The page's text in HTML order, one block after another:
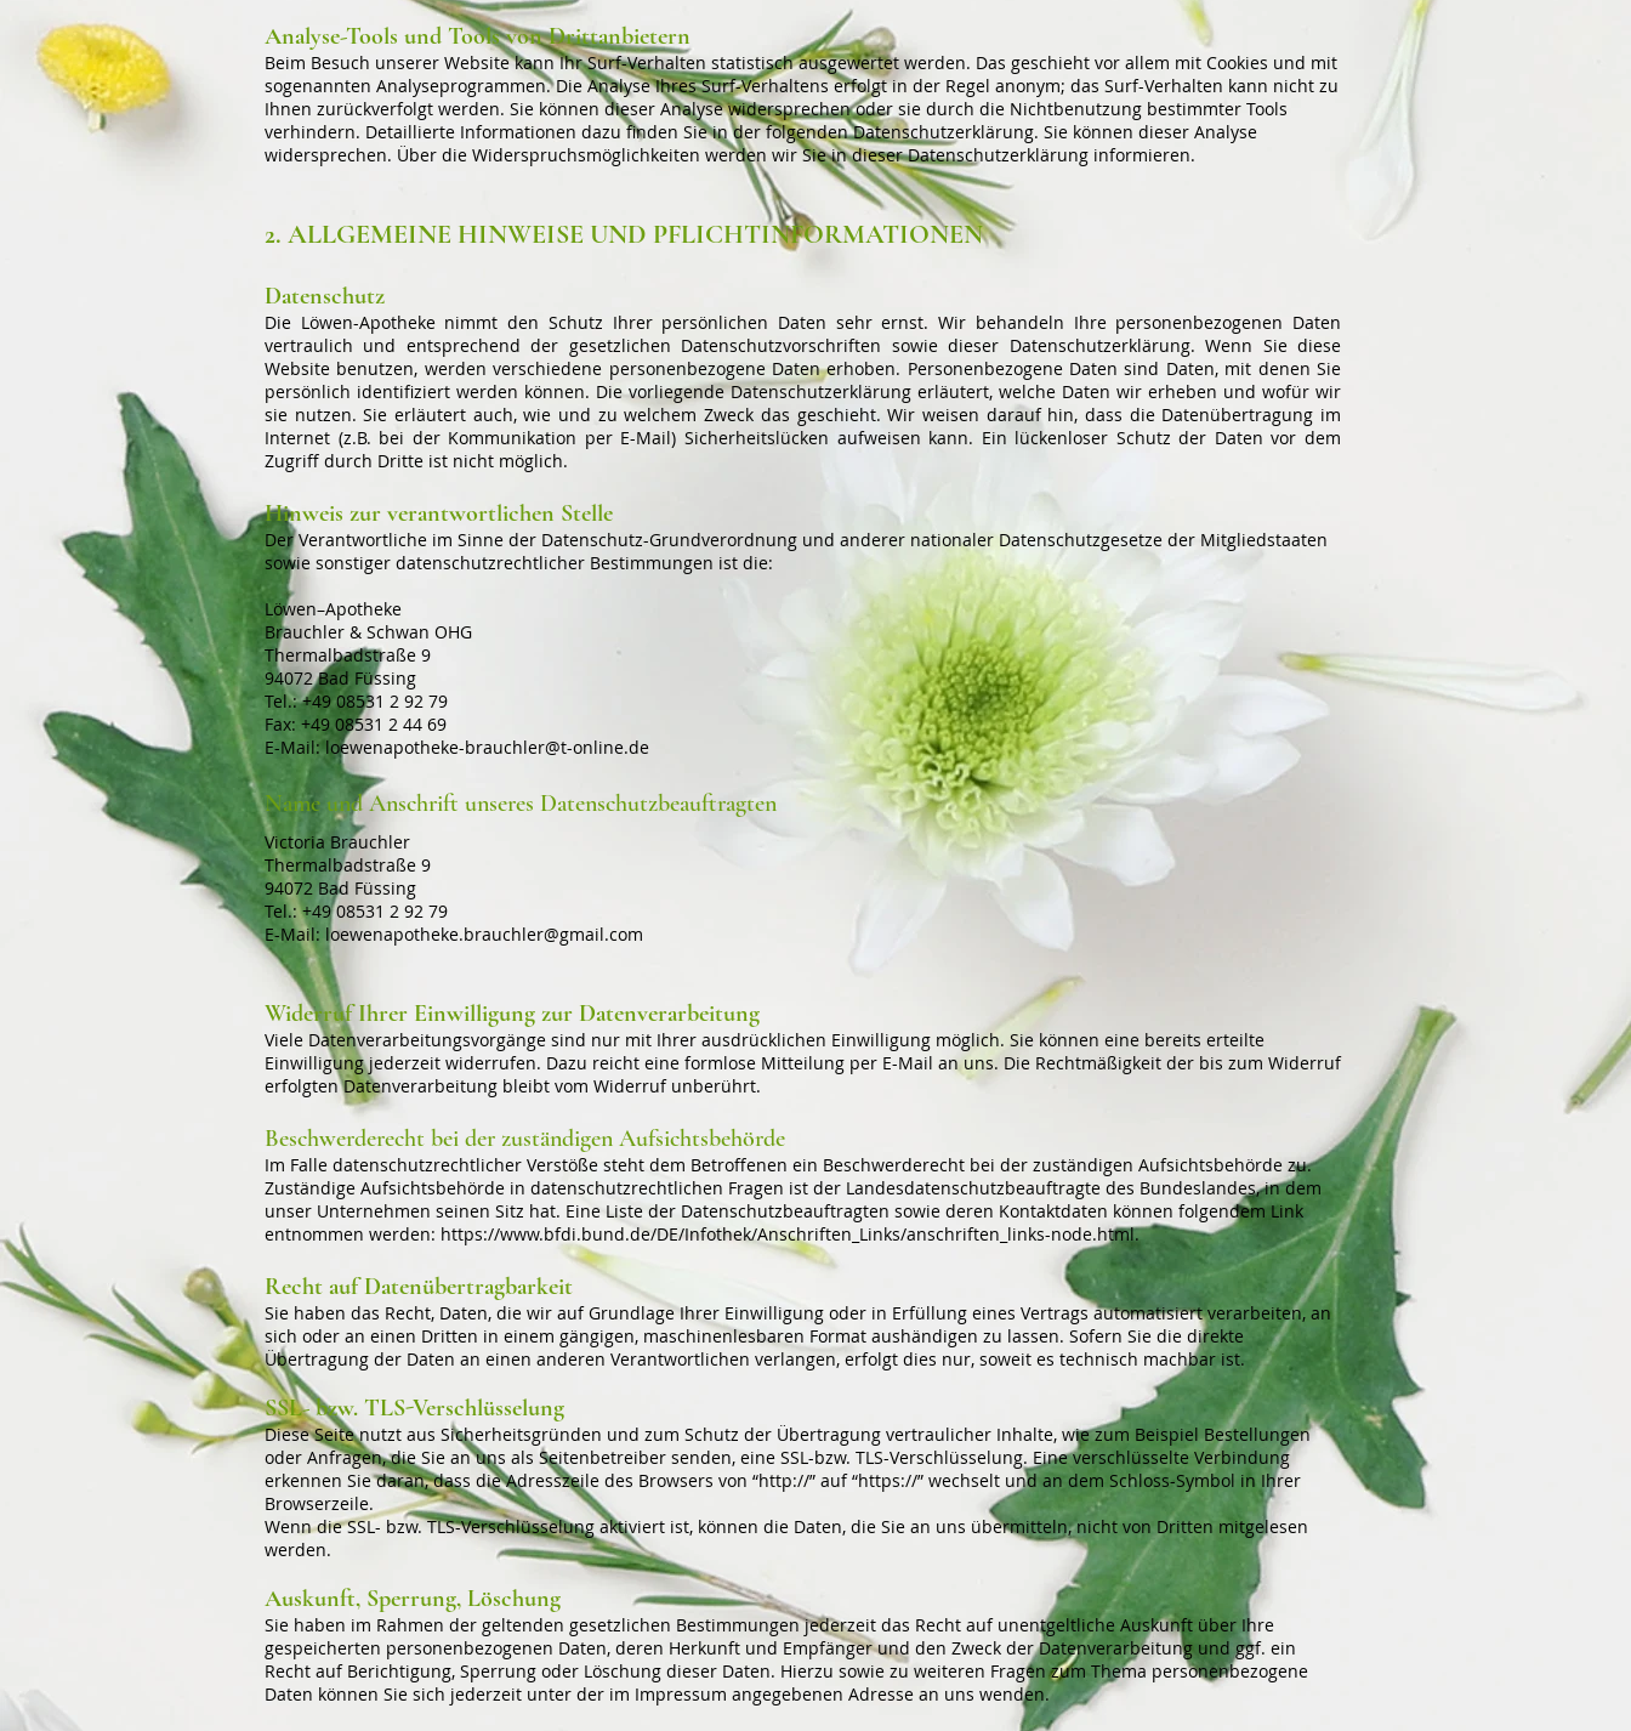
Analyse-Tools und Tools von Drittanbietern
Beim Besuch unserer Website kann Ihr Surf-Verhalten statistisch ausgewertet werden. Das geschieht vor allem mit Cookies und mit
sogenannten Analyseprogrammen. Die Analyse Ihres Surf-Verhaltens erfolgt in der Regel anonym; das Surf-Verhalten kann nicht zu
Ihnen zurückverfolgt werden. Sie können dieser Analyse widersprechen oder sie durch die Nichtbenutzung bestimmter Tools
verhindern. Detaillierte Informationen dazu finden Sie in der folgenden Datenschutzerklärung. Sie können dieser Analyse
widersprechen. Über die Widerspruchsmöglichkeiten werden wir Sie in dieser Datenschutzerklärung informieren.
2. ALLGEMEINE HINWEISE UND PFLICHTINFORMATIONEN
Datenschutz
Die Löwen-Apotheke nimmt den Schutz Ihrer persönlichen Daten sehr ernst. Wir behandeln Ihre personenbezogenen Daten
vertraulich und entsprechend der gesetzlichen Datenschutzvorschriften sowie dieser Datenschutzerklärung. Wenn Sie diese
Website benutzen, werden verschiedene personenbezogene Daten erhoben. Personenbezogene Daten sind Daten, mit denen Sie
persönlich identifiziert werden können. Die vorliegende Datenschutzerklärung erläutert, welche Daten wir erheben und wofür wir
sie nutzen. Sie erläutert auch, wie und zu welchem Zweck das geschieht. Wir weisen darauf hin, dass die Datenübertragung im
Internet (z.B. bei der Kommunikation per E-Mail) Sicherheitslücken aufweisen kann. Ein lückenloser Schutz der Daten vor dem
Zugriff durch Dritte ist nicht möglich.
Hinweis zur verantwortlichen Stelle
Der Verantwortliche im Sinne der Datenschutz-Grundverordnung und anderer nationaler Datenschutzgesetze der Mitgliedstaaten
sowie sonstiger datenschutzrechtlicher Bestimmungen ist die:
Löwen–Apotheke
Brauchler & Schwan OHG
Thermalbadstraße 9
94072 Bad Füssing
Tel.: +49 08531 2 92 79
Fax: +49 08531 2 44 69
E-Mail: loewenapotheke-brauchler@t-online.de
Name und Anschrift unseres Datenschutzbeauftragten
Victoria Brauchler
Thermalbadstraße 9
94072 Bad Füssing
Tel.: +49 08531 2 92 79
E-Mail: loewenapotheke.brauchler@gmail.com
Widerruf Ihrer Einwilligung zur Datenverarbeitung
Viele Datenverarbeitungsvorgänge sind nur mit Ihrer ausdrücklichen Einwilligung möglich. Sie können eine bereits erteilte
Einwilligung jederzeit widerrufen. Dazu reicht eine formlose Mitteilung per E-Mail an uns. Die Rechtmäßigkeit der bis zum Widerruf
erfolgten Datenverarbeitung bleibt vom Widerruf unberührt.
Beschwerderecht bei der zuständigen Aufsichtsbehörde
Im Falle datenschutzrechtlicher Verstöße steht dem Betroffenen ein Beschwerderecht bei der zuständigen Aufsichtsbehörde zu.
Zuständige Aufsichtsbehörde in datenschutzrechtlichen Fragen ist der Landesdatenschutzbeauftragte des Bundeslandes, in dem
unser Unternehmen seinen Sitz hat. Eine Liste der Datenschutzbeauftragten sowie deren Kontaktdaten können folgendem Link
entnommen werden: https://www.bfdi.bund.de/DE/Infothek/Anschriften_Links/anschriften_links-node.html.
Recht auf Datenübertragbarkeit
Sie haben das Recht, Daten, die wir auf Grundlage Ihrer Einwilligung oder in Erfüllung eines Vertrags automatisiert verarbeiten, an
sich oder an einen Dritten in einem gängigen, maschinenlesbaren Format aushändigen zu lassen. Sofern Sie die direkte
Übertragung der Daten an einen anderen Verantwortlichen verlangen, erfolgt dies nur, soweit es technisch machbar ist.
SSL- bzw. TLS-Verschlüsselung
Diese Seite nutzt aus Sicherheitsgründen und zum Schutz der Übertragung vertraulicher Inhalte, wie zum Beispiel Bestellungen
oder Anfragen, die Sie an uns als Seitenbetreiber senden, eine SSL-bzw. TLS-Verschlüsselung. Eine verschlüsselte Verbindung
erkennen Sie daran, dass die Adresszeile des Browsers von “http://” auf “https://” wechselt und an dem Schloss-Symbol in Ihrer
Browserzeile.
Wenn die SSL- bzw. TLS-Verschlüsselung aktiviert ist, können die Daten, die Sie an uns übermitteln, nicht von Dritten mitgelesen
werden.
Auskunft, Sperrung, Löschung
Sie haben im Rahmen der geltenden gesetzlichen Bestimmungen jederzeit das Recht auf unentgeltliche Auskunft über Ihre
gespeicherten personenbezogenen Daten, deren Herkunft und Empfänger und den Zweck der Datenverarbeitung und ggf. ein
Recht auf Berichtigung, Sperrung oder Löschung dieser Daten. Hierzu sowie zu weiteren Fragen zum Thema personenbezogene
Daten können Sie sich jederzeit unter der im Impressum angegebenen Adresse an uns wenden.